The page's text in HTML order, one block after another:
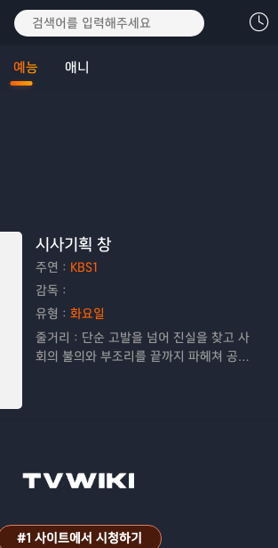
예능 애니
시사기획 창
주연： KBS1
감독：
유형： 화요일
줄거리： 단순 고발을 넘어 진실을 찾고 사
회의 불의와 부조리를 끝까지 파헤쳐 공정
#1 사이트에서 시청하기